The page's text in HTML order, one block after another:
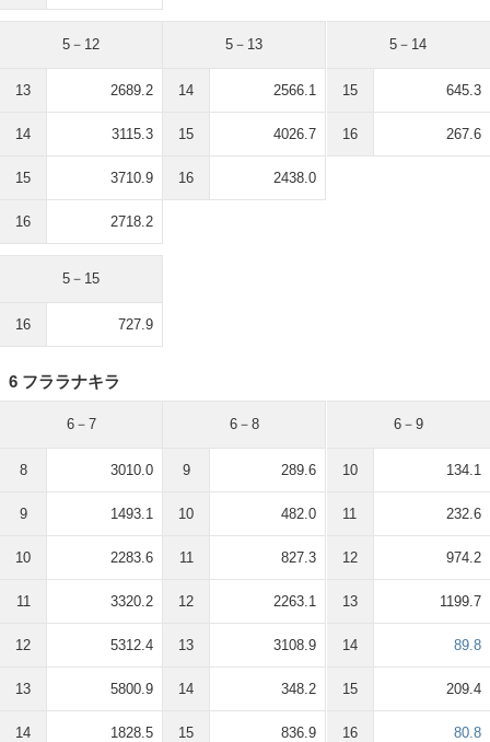
5－12
13 2689.2
14 3115.3
15 3710.9
16 2718.2
5－13
14 2566.1
15 4026.7
16 2438.0
5－14
15 645.3
16 267.6
5－15
16 727.9
6 フララナキラ
6－7
8 3010.0
9 1493.1
10 2283.6
11 3320.2
12 5312.4
13 5800.9
14 1828.5
6－8
9 289.6
10 482.0
11 827.3
12 2263.1
13 3108.9
14 348.2
15 836.9
6－9
10 134.1
11 232.6
12 974.2
13 1199.7
14 89.8
15 209.4
16 80.8